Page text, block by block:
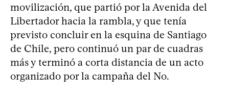
movilización, que partió por la Avenida del
Libertador hacia la rambla, y que tenía
previsto concluir en la esquina de Santiago
de Chile, pero continuó un par de cuadras
más y terminó a corta distancia de un acto
organizado por la campaña del No.